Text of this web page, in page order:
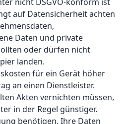
nicht DSGVO-konform ist
auf Datensicherheit achten
Daten und private
oder dürfen nicht
landen.
für ein Gerät höher
an einen Dienstleister.
Akten vernichten müssen,
in der Regel günstiger.
benötigen, Ihre Daten